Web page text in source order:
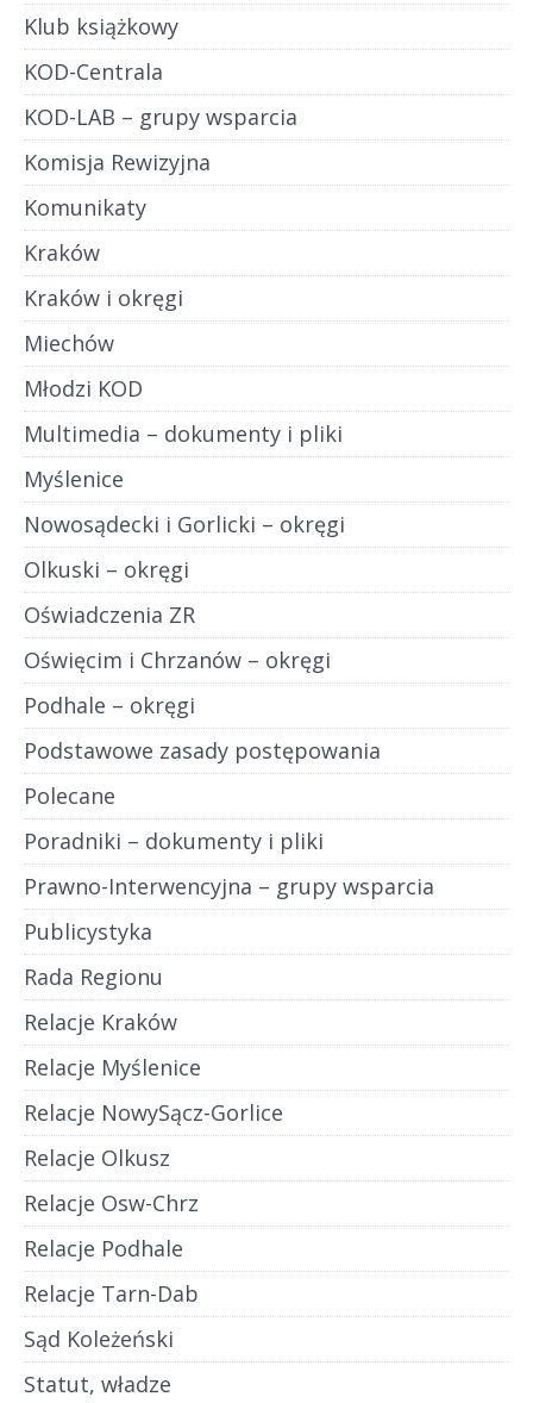
Klub książkowy
KOD-Centrala
KOD-LAB – grupy wsparcia
Komisja Rewizyjna
Komunikaty
Kraków
Kraków i okręgi
Miechów
Młodzi KOD
Multimedia – dokumenty i pliki
Myślenice
Nowosądecki i Gorlicki – okręgi
Olkuski – okręgi
Oświadczenia ZR
Oświęcim i Chrzanów – okręgi
Podhale – okręgi
Podstawowe zasady postępowania
Polecane
Poradniki – dokumenty i pliki
Prawno-Interwencyjna – grupy wsparcia
Publicystyka
Rada Regionu
Relacje Kraków
Relacje Myślenice
Relacje NowySącz-Gorlice
Relacje Olkusz
Relacje Osw-Chrz
Relacje Podhale
Relacje Tarn-Dab
Sąd Koleżeński
Statut, władze